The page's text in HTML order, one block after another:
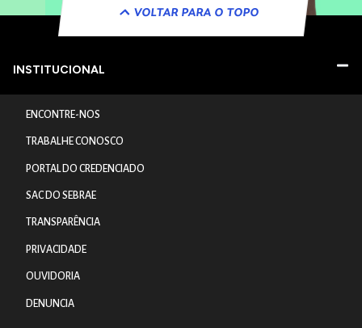
VOLTAR PARA O TOPO
INSTITUCIONAL
ENCONTRE-NOS
TRABALHE CONOSCO
PORTAL DO CREDENCIADO
SAC DO SEBRAE
TRANSPARÊNCIA
PRIVACIDADE
OUVIDORIA
DENUNCIA